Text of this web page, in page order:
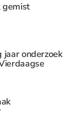
gemist
onderzoek